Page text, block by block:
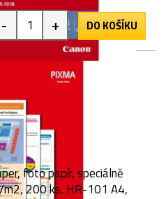
- + DO KOŠÍKU
foto papír, speciálně
m2, 200 ks, HR-101 A4,